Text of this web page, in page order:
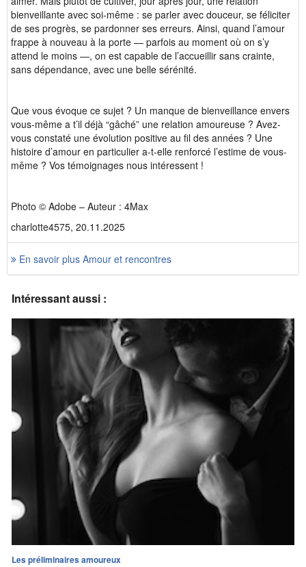
bienveillante avec soi-même : se parler avec douceur, se féliciter
de ses progrès, se pardonner ses erreurs. Ainsi, quand l’amour
frappe à nouveau à la porte — parfois au moment où on s’y
attend le moins —, on est capable de l’accueillir sans crainte,
sans dépendance, avec une belle sérénité.
Que vous évoque ce sujet ? Un manque de bienveillance envers
vous-même a t’il déjà “gâché” une relation amoureuse ? Avez-
vous constaté une évolution positive au fil des années ? Une
histoire d’amour en particulier a-t-elle renforcé l’estime de vous-
même ? Vos témoignages nous intéressent !
Photo © Adobe – Auteur : 4Max
charlotte4575, 20.11.2025
En savoir plus Amour et rencontres
Intéressant aussi :
Les préliminaires amoureux